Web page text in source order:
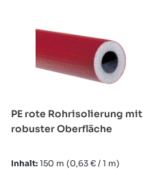
PE rote Rohrisolierung mit
robuster Oberfläche
Inhalt: 150 m (0,63 € / 1 m)